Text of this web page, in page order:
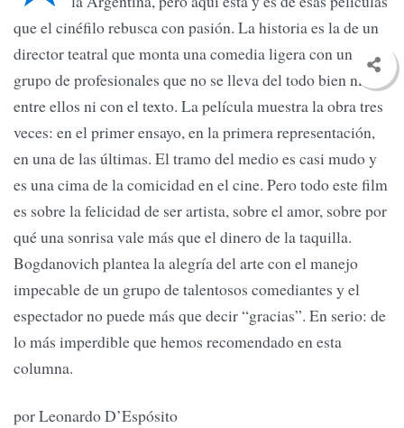
que el cinéfilo rebusca con pasión. La historia es la de un
director teatral que monta una comedia ligera con un
grupo de profesionales que no se lleva del todo bien ni
entre ellos ni con el texto. La película muestra la obra tres
veces: en el primer ensayo, en la primera representación,
en una de las últimas. El tramo del medio es casi mudo y
es una cima de la comicidad en el cine. Pero todo este film
es sobre la felicidad de ser artista, sobre el amor, sobre por
qué una sonrisa vale más que el dinero de la taquilla.
Bogdanovich plantea la alegría del arte con el manejo
impecable de un grupo de talentosos comediantes y el
espectador no puede más que decir “gracias”. En serio: de
lo más imperdible que hemos recomendado en esta
columna.
por Leonardo D’Espósito